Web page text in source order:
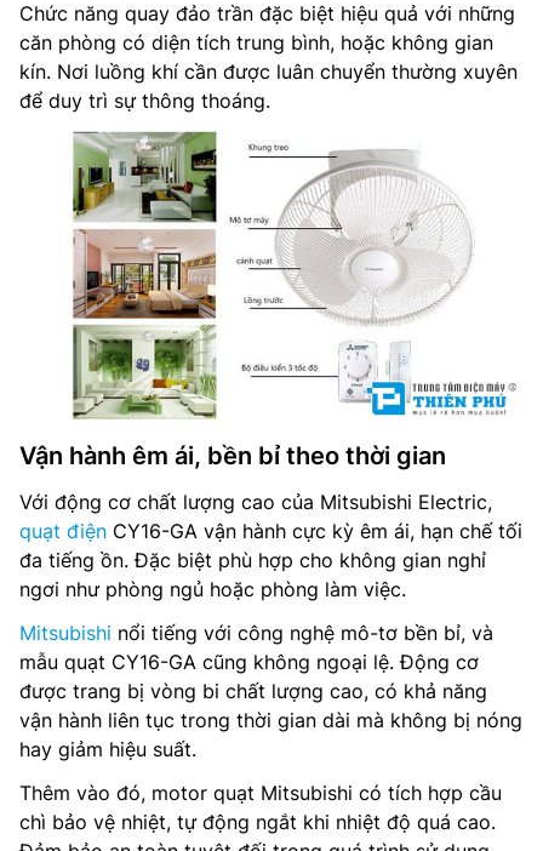
Chức năng quay đảo trần đặc biệt hiệu quả với những
căn phòng có diện tích trung bình, hoặc không gian
kín. Nơi luồng khí cần được luân chuyển thường xuyên
để duy trì sự thông thoáng.
Vận hành êm ái, bền bỉ theo thời gian
Với động cơ chất lượng cao của Mitsubishi Electric,
quạt điện CY16-GA vận hành cực kỳ êm ái, hạn chế tối
đa tiếng ồn. Đặc biệt phù hợp cho không gian nghỉ
ngơi như phòng ngủ hoặc phòng làm việc.
Mitsubishi nổi tiếng với công nghệ mô-tơ bền bỉ, và
mẫu quạt CY16-GA cũng không ngoại lệ. Động cơ
được trang bị vòng bi chất lượng cao, có khả năng
vận hành liên tục trong thời gian dài mà không bị nóng
hay giảm hiệu suất.
Thêm vào đó, motor quạt Mitsubishi có tích hợp cầu
chì bảo vệ nhiệt, tự động ngắt khi nhiệt độ quá cao.